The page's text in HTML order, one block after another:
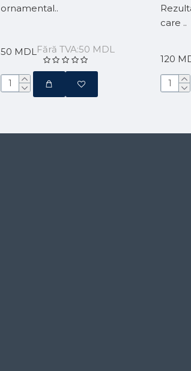
ornamental..
50 MDLFără TVA:50 MDL
care ..
120